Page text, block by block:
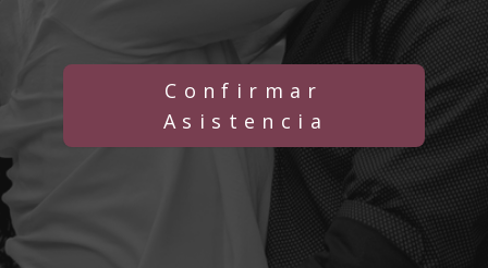
Confirmar
Asistencia